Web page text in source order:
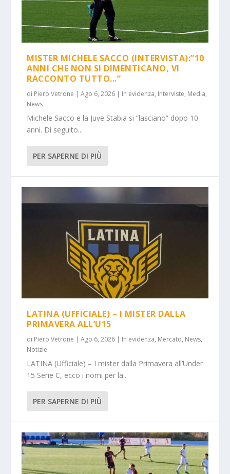
MISTER MICHELE SACCO (INTERVISTA):”10
ANNI CHE NON SI DIMENTICANO, VI
RACCONTO TUTTO…”
di Piero Vetrone |Ago 6, 2026 | In evidenza, Interviste, Media,
News
Michele Sacco e la Juve Stabia si “lasciano” dopo 10
anni. Di seguito...
PER SAPERNE DI PIÙ
LATINA (UFFICIALE) – I MISTER DALLA
PRIMAVERA ALL’U15
di Piero Vetrone |Ago 6, 2026 | In evidenza, Mercato, News,
Notizie
LATINA (Ufficiale) – I mister dalla Primavera all’Under
15 Serie C, ecco i nomi per la...
PER SAPERNE DI PIÙ